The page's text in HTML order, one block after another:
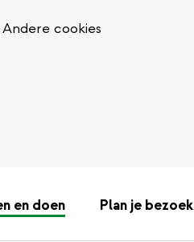
cookies
en doen Plan je bezoek